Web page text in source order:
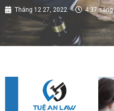
Tháng 12 27, 2022 4:37 sáng